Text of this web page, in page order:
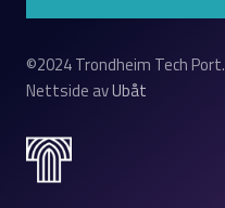
©2024 Trondheim Tech Port.
Nettside avUbåt